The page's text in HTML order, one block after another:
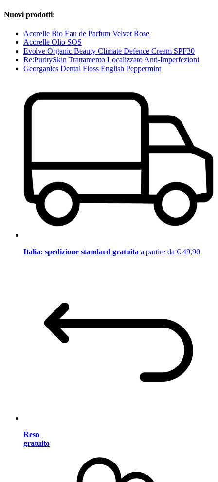
Nuovi prodotti:
Acorelle Bio Eau de Parfum Velvet Rose
Acorelle Olio SOS
Evolve Organic Beauty Climate Defence Cream SPF30
Re:PuritySkin Trattamento Localizzato Anti-Imperfezioni
Georganics Dental Floss English Peppermint
Italia: spedizione standard gratuita a partire da € 49,90
Reso
gratuito